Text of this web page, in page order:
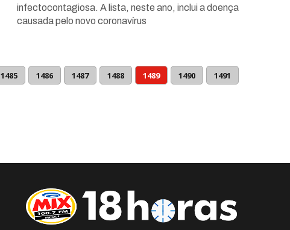
infectocontagiosa. A lista, neste ano, inclui a doença
causada pelo novo coronavírus
1485 1486 1487 1488 1489 1490
1491